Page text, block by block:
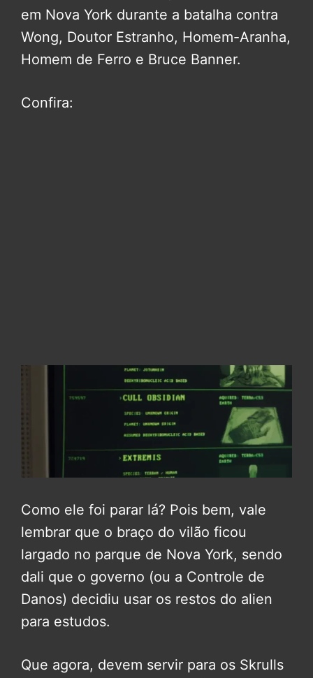
em Nova York durante a batalha contra
Wong, Doutor Estranho, Homem-Aranha,
Homem de Ferro e Bruce Banner.
Confira:
Como ele foi parar lá? Pois bem, vale
lembrar que o braço do vilão ficou
largado no parque de Nova York, sendo
dali que o governo (ou a Controle de
Danos) decidiu usar os restos do alien
para estudos.
Que agora, devem servir para os Skrulls